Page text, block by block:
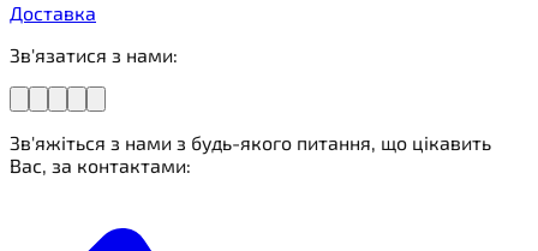
Доставка
Зв'язатися з нами:
Зв'яжіться з нами з будь-якого питання, що цікавить
Вас, за контактами: